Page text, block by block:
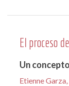
El proceso
Un
Etienne